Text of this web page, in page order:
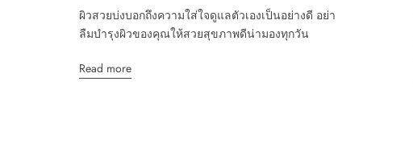
ผิวสวยบ่งบอกถึงความใส่ใจดูแลตัวเองเป็นอย่างดี อย่า
ลืมบำรุงผิวของคุณให้สวยสุขภาพดีน่ามองทุกวัน
Read more